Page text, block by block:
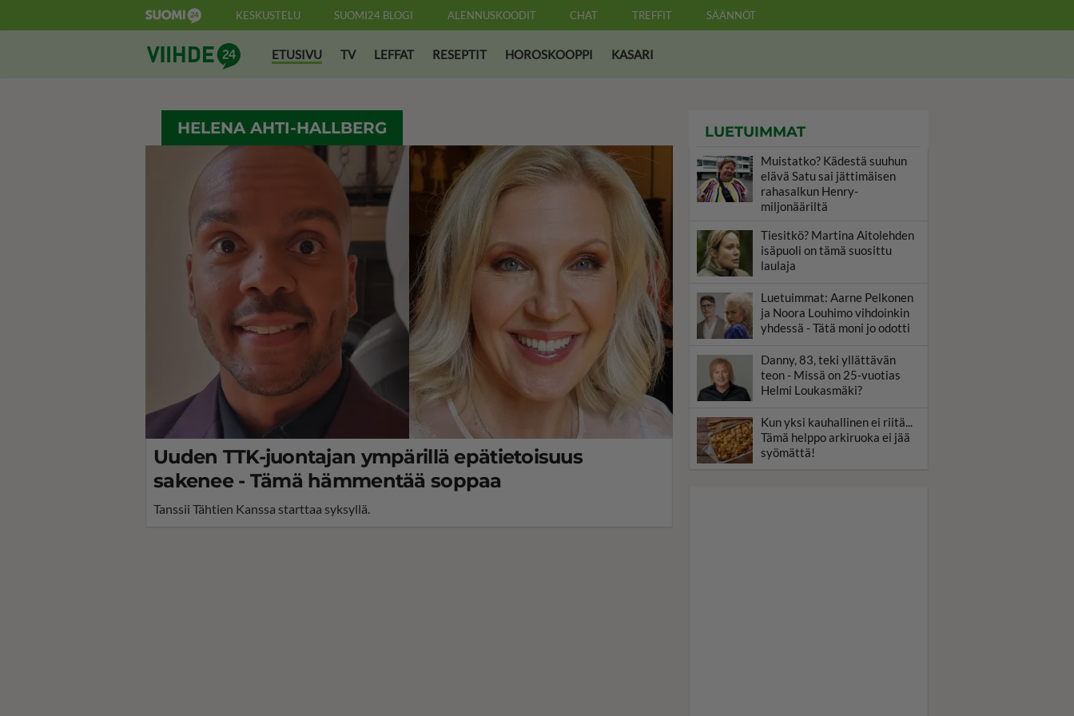
KESKUSTELU SUOMI24 BLOGI ALENNUSKOODIT CHAT TREFFIT SÄÄNNÖT
Suomi24 ViihdeETUSIVU TV LEFFAT RESEPTIT HOROSKOOPPI KASARI
HELENA AHTI-HALLBERG
Uuden TTK-juontajan ympärillä epätietoisuus
sakenee - Tämä hämmentää soppaa
Tanssii Tähtien Kanssa starttaa syksyllä.
LUETUIMMAT
Muistatko? Kädestä suuhun
elävä Satu sai jättimäisen
rahasalkun Henry-
miljonääriltä
Tiesitkö? Martina Aitolehden
isäpuoli on tämä suosittu
laulaja
Luetuimmat: Aarne Pelkonen
ja Noora Louhimo vihdoinkin
yhdessä - Tätä moni jo odotti
Danny, 83, teki yllättävän
teon - Missä on 25-vuotias
Helmi Loukasmäki?
Kun yksi kauhallinen ei riitä...
Tämä helppo arkiruoka ei jää
syömättä!